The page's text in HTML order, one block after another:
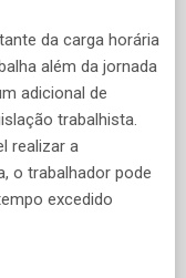
da carga horária
além da jornada
adicional de
trabalhista.
realizar a
o trabalhador pode
excedido